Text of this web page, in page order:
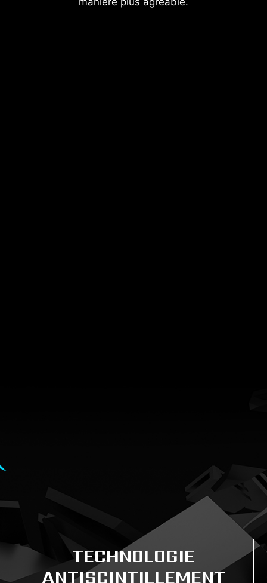
TECHNOLOGIE
ANTISCINTILLEMENT